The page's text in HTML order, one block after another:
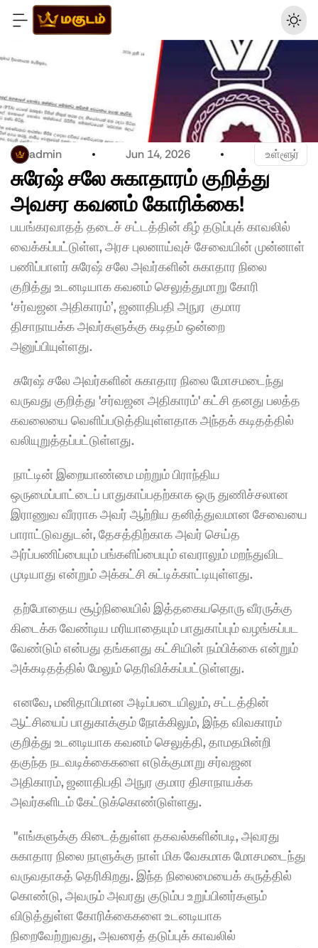
admin Jun 14, 2026 உள்ளூர்
சுரேஷ் சலே சுகாதாரம் குறித்து
அவசர கவனம் கோரிக்கை!
பயங்கரவாதத் தடைச் சட்டத்தின் கீழ் தடுப்புக் காவலில்
வைக்கப்பட்டுள்ள, அரச புலனாய்வுச் சேவையின் முன்னாள்
பணிப்பாளர் சுரேஷ் சலே அவர்களின் சுகாதார நிலை
குறித்து உடனடியாக கவனம் செலுத்துமாறு கோரி
‘சர்வஜன அதிகாரம்’, ஜனாதிபதி அநுர  குமார
திசாநாயக்க அவர்களுக்கு கடிதம் ஒன்றை
அனுப்பியுள்ளது.
சுரேஷ் சலே அவர்களின் சுகாதார நிலை மோசமடைந்து
வருவது குறித்து 'சர்வஜன அதிகாரம்' கட்சி தனது பலத்த
கவலையை வெளிப்படுத்தியுள்ளதாக அந்தக் கடிதத்தில்
வலியுறுத்தப்பட்டுள்ளது.
நாட்டின் இறையாண்மை மற்றும் பிராந்திய
ஒருமைப்பாட்டைப் பாதுகாப்பதற்காக ஒரு துணிச்சலான
இராணுவ வீரராக அவர் ஆற்றிய தனித்துவமான சேவையை
பாராட்டுவதுடன், தேசத்திற்காக அவர் செய்த
அர்ப்பணிப்பையும் பங்களிப்பையும் எவராலும் மறந்துவிட
முடியாது என்றும் அக்கட்சி சுட்டிக்காட்டியுள்ளது.
தற்போதைய சூழ்நிலையில் இத்தகையதொரு வீரருக்கு
கிடைக்க வேண்டிய மரியாதையும் பாதுகாப்பும் வழங்கப்பட
வேண்டும் என்பது தங்களது கட்சியின் நம்பிக்கை என்றும்
அக்கடிதத்தில் மேலும் தெரிவிக்கப்பட்டுள்ளது.
எனவே, மனிதாபிமான அடிப்படையிலும், சட்டத்தின்
ஆட்சியைப் பாதுகாக்கும் நோக்கிலும், இந்த விவகாரம்
குறித்து உடனடியாக கவனம் செலுத்தி, தாமதமின்றி
தகுந்த நடவடிக்கைகளை எடுக்குமாறு சர்வஜன
அதிகாரம், ஜனாதிபதி அநுர குமார திசாநாயக்க
அவர்களிடம் கேட்டுக்கொண்டுள்ளது.
"எங்களுக்கு கிடைத்துள்ள தகவல்களின்படி, அவரது
சுகாதார நிலை நாளுக்கு நாள் மிக வேகமாக மோசமடைந்து
வருவதாகத் தெரிகிறது. இந்த நிலைமையைக் கருத்தில்
கொண்டு, அவரும் அவரது குடும்ப உறுப்பினர்களும்
விடுத்துள்ள கோரிக்கைகளை உடனடியாக
நிறைவேற்றுவது, அவரைத் தடுப்புக் காவலில்